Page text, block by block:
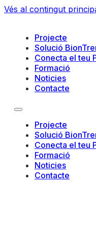
Vés al contingut
Projecte
Solució
Conecta el teu
Formació
Noticies
Contacte
Projecte
Solució
Conecta el teu
Formació
Noticies
Contacte